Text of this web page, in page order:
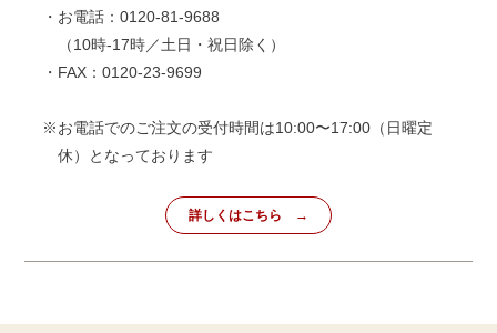
・お電話：0120-81-9688
（10時-17時／土日・祝日除く）
・FAX：0120-23-9699
※お電話でのご注文の受付時間は10:00〜17:00（日曜定
休）となっております
詳しくはこちら